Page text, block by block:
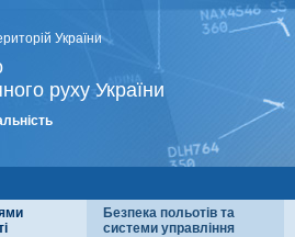
України
руху України
Безпека польотів та
системи управління